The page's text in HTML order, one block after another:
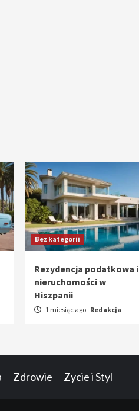
Bez kategorii
Rezydencja podatkowa i
nieruchomości w
Hiszpanii
1 miesiąc ago Redakcja
Zdrowie Zycie i Styl